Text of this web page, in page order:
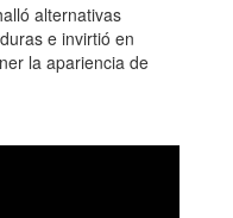
alternativas
e invirtió en
la apariencia de